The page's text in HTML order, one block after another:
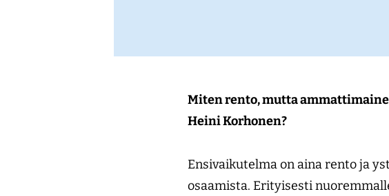
Miten rento, mutta
Heini Korhonen?
Ensivaikutelma on aina rento ja
osaamista. Erityisesti